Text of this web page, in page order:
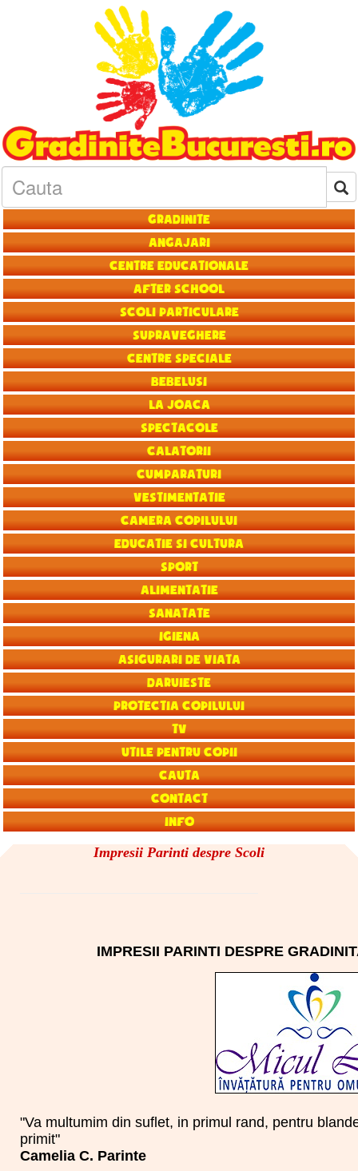
Gradinite
Angajari
Centre educationale
After School
Scoli particulare
Supraveghere
Centre speciale
Bebelusi
La joaca
Spectacole
Calatorii
Cumparaturi
Vestimentatie
Camera copilului
Educatie si Cultura
Sport
Alimentatie
Sanatate
Igiena
Asigurari de viata
Daruieste
Protectia copilului
TV
Utile pentru copii
Cauta
Contact
Info
Impresii Parinti despre Scoli
IMPRESII PARINTI DESPRE
"Va multumim din suflet, in primul rand, pentru
primit"
Camelia C. Parinte